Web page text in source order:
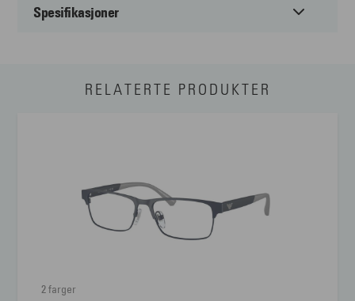
Spesifikasjoner
RELATERTE PRODUKTER
2 farger